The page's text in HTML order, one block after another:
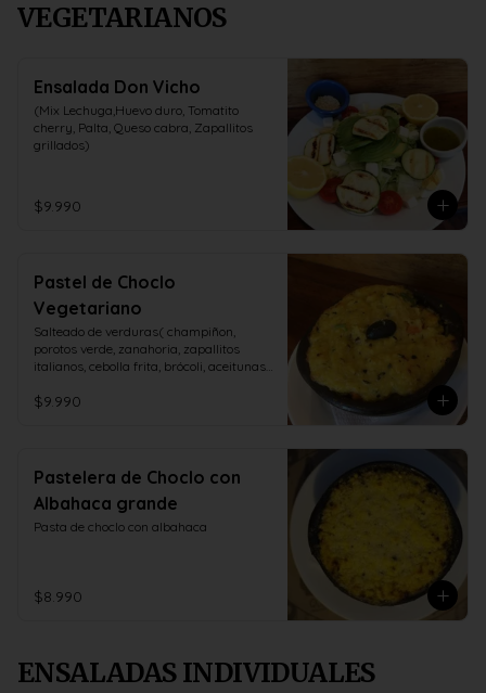
VEGETARIANOS
Ensalada Don Vicho
(Mix Lechuga,Huevo duro, Tomatito
cherry, Palta, Queso cabra, Zapallitos
grillados)
$9.990
Pastel de Choclo
Vegetariano
Salteado de verduras( champiñon,
porotos verde, zanahoria, zapallitos
italianos, cebolla frita, brócoli, aceitunas,
$9.990
Pastelera de Choclo con
Albahaca grande
Pasta de choclo con albahaca
$8.990
ENSALADAS INDIVIDUALES